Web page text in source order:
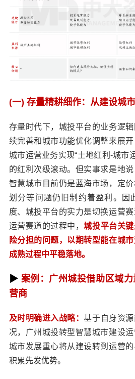
(一) 存量精耕细作：从建设城
存量时代下，城投平台的业务逻
续完善和城市功能优化调整来展
城市运营业务实现“土地红利-城市
的红利次级滚动。但实事求是地
智慧城市目前仍是蓝海市场，定
划分等问题仍旧制约着盈利。因
度、城投平台的实力是切换运营
运营赛道的过程中，城投平台关
险分担的问题，以期转型能在城
成熟过程中平稳落地。
▶ 案例：广州城投借助区域
营商
及时明确进入战略：基于自身资
况，广州城投转型智慧城市建设
城市发展重心将从建设转到运营的
积累先发优势。